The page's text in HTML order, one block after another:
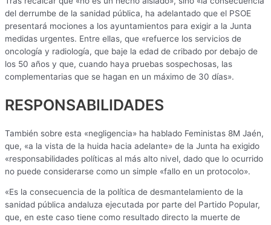
del derrumbe de la sanidad pública, ha adelantado que el PSOE
presentará mociones a los ayuntamientos para exigir a la Junta
medidas urgentes. Entre ellas, que «refuerce los servicios de
oncología y radiología, que baje la edad de cribado por debajo de
los 50 años y que, cuando haya pruebas sospechosas, las
complementarias que se hagan en un máximo de 30 días».
RESPONSABILIDADES
También sobre esta «negligencia» ha hablado Feministas 8M Jaén,
que, «a la vista de la huida hacia adelante» de la Junta ha exigido
«responsabilidades políticas al más alto nivel, dado que lo ocurrido
no puede considerarse como un simple «fallo en un protocolo».
«Es la consecuencia de la política de desmantelamiento de la
sanidad pública andaluza ejecutada por parte del Partido Popular,
que, en este caso tiene como resultado directo la muerte de